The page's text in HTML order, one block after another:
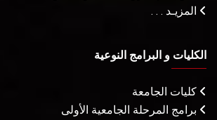
المزيـد . . .
الكليات و البرامج النوعية
كليات الجامعة
برامج المرحلة الجامعية الأولى